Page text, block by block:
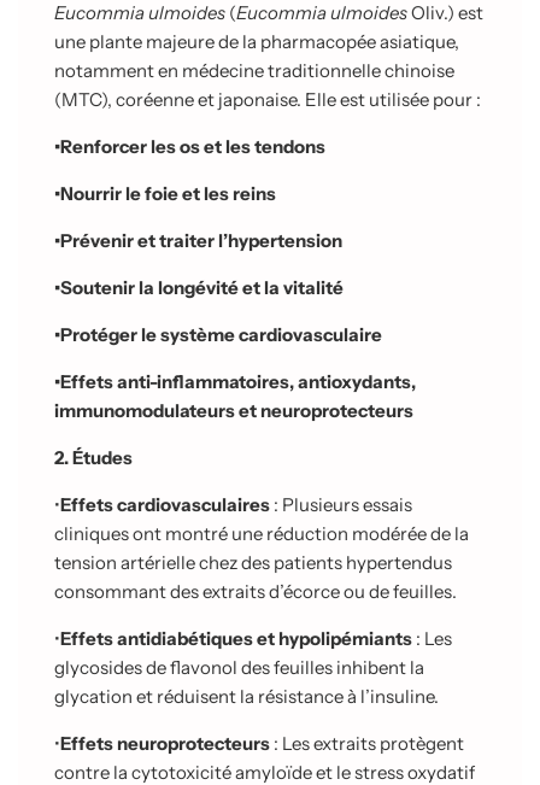
u
r
s
.
Eucommia ulmoides (Eucommia ulmoidesOliv.) est
une plante majeure de la pharmacopée asiatique,
notamment en médecine traditionnelle chinoise
(MTC), coréenne et japonaise. Elle est utilisée pour :
•Renforcer les os et les tendons
•Nourrir le foie et les reins
•Prévenir et traiter l’hypertension
•Soutenir la longévité et la vitalité
•Protéger le système cardiovasculaire
•Effets anti-inflammatoires, antioxydants,
immunomodulateurs et neuroprotecteurs
2. Études
•Effets cardiovasculaires : Plusieurs essais
cliniques ont montré une réduction modérée de la
tension artérielle chez des patients hypertendus
consommant des extraitsd’écorce ou de feuilles.
•Effets antidiabétiques et hypolipémiants : Les
glycosides de flavonol des feuilles inhibent la
glycation et réduisent la résistance à l’insuline.
•Effets neuroprotecteurs : Les extraits protègent
contre la cytotoxicité amyloïde et le stress oxydatif